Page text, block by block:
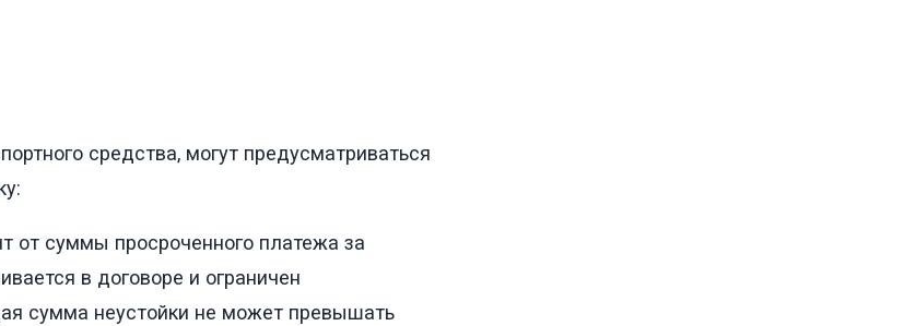
средства, могут предусматриваться
от суммы просроченного платежа за
в договоре и ограничен
сумма неустойки не может превышать